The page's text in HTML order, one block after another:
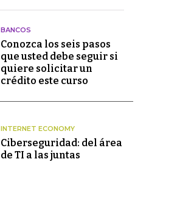
BANCOS
Conozca los seis pasos
que usted debe seguir si
quiere solicitar un
crédito este curso
INTERNET ECONOMY
Ciberseguridad: del área
de TI a las juntas